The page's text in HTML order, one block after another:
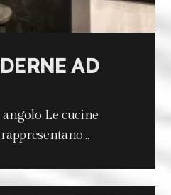
AD
Le cucine